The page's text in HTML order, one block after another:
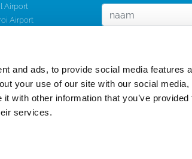
and ads, to provide social media features
your use of our site with our social media,
with other information that you’ve provided
services.
Airport
Airport
Airport
Airport
Airport
Airport